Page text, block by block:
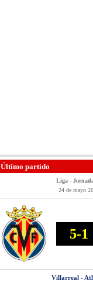
Último partido
Liga -
24 de mayo
5-1
Villarreal -